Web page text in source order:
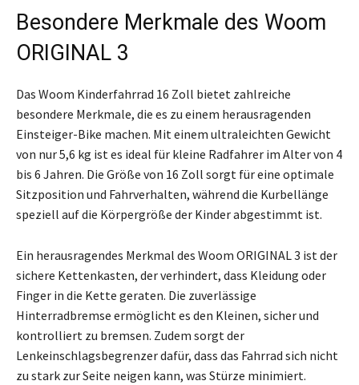
Besondere Merkmale des Woom
ORIGINAL 3
Das Woom Kinderfahrrad 16 Zoll bietet zahlreiche
besondere Merkmale, die es zu einem herausragenden
Einsteiger-Bike machen. Mit einem ultraleichten Gewicht
von nur 5,6 kg ist es ideal für kleine Radfahrer im Alter von 4
bis 6 Jahren. Die Größe von 16 Zoll sorgt für eine optimale
Sitzposition und Fahrverhalten, während die Kurbellänge
speziell auf die Körpergröße der Kinder abgestimmt ist.
Ein herausragendes Merkmal des Woom ORIGINAL 3 ist der
sichere Kettenkasten, der verhindert, dass Kleidung oder
Finger in die Kette geraten. Die zuverlässige
Hinterradbremse ermöglicht es den Kleinen, sicher und
kontrolliert zu bremsen. Zudem sorgt der
Lenkeinschlagsbegrenzer dafür, dass das Fahrrad sich nicht
zu stark zur Seite neigen kann, was Stürze minimiert.